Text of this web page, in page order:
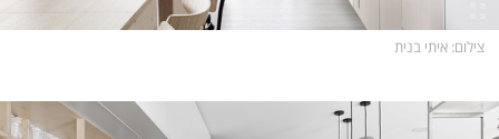
צילום: איתי בנית